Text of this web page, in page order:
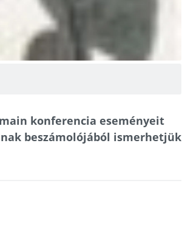
konferencia eseményeit
beszámolójából ismerhetjük